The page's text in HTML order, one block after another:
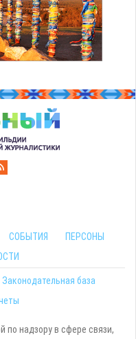
СОБЫТИЯ
ПЕРСОНЫ
Законодательная база
по надзору в сфере связи,